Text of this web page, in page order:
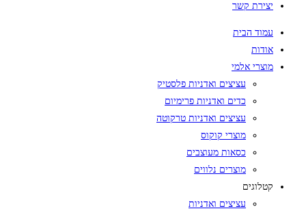
יצירת קשר
עמוד הבית
אודות
מוצרי אלמי
עציצים ואדניות פלסטיק
כדים ואדניות פרימיום
עציצים ואדניות טרקוטה
מוצרי קוקוס
כסאות מעוצבים
מוצרים נלווים
קטלוגים
עציצים ואדניות